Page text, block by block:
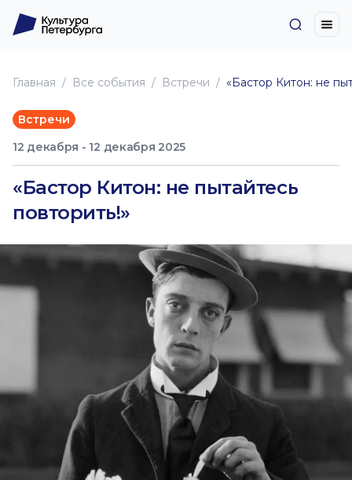
Главная Все события Встречи «Бастор Китон: не
Встречи
12 декабря - 12 декабря 2025
«Бастор Китон: не пытайтесь
повторить!»